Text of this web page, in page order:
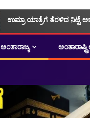
ಉಮ್ರಾ ಯಾತ್ರೆಗೆ ತೆರಳಿದ ನಿಟ್ಟೆ
ಅಂತಾರಾಜ್ಯ